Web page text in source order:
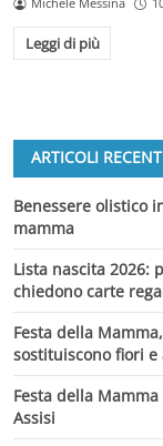
Leggi di più
ARTICOLI
Benessere olistico
mamma
Lista nascita 2026:
chiedono carte
Festa della
sostituiscono fiori
Festa della
Assisi